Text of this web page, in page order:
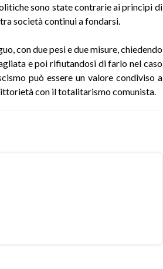
sono state contrarie ai princìpi di
società continui a fondarsi.
con due pesi e due misure, chiedendo
e poi rifiutandosi di farlo nel caso
può essere un valore condiviso a
con il totalitarismo comunista.